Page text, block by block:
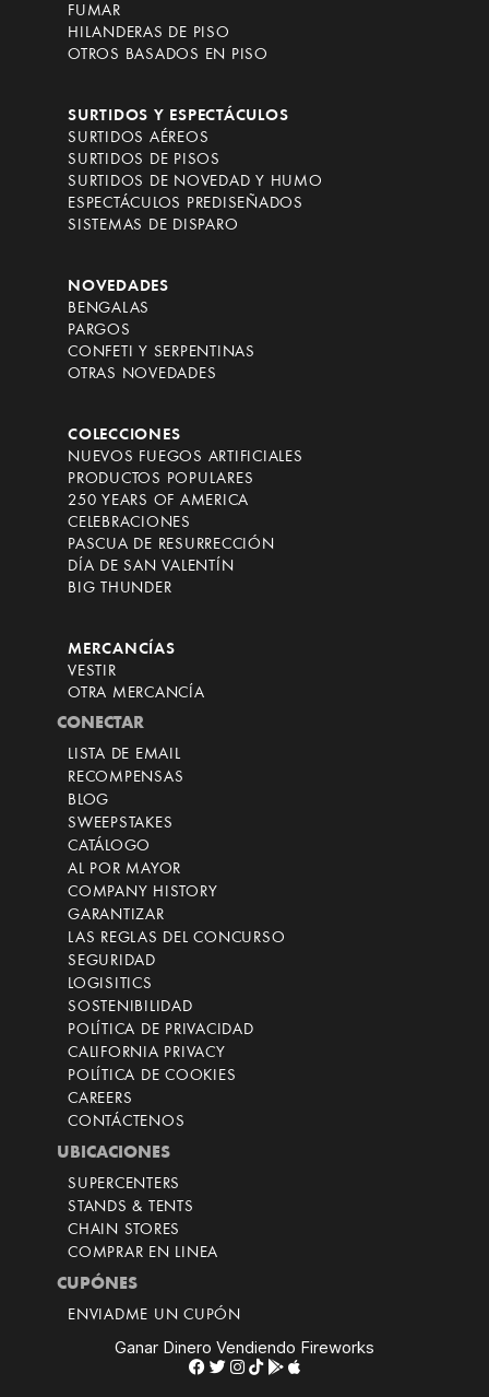
FUMAR
HILANDERAS DE PISO
OTROS BASADOS EN PISO
SURTIDOS Y ESPECTÁCULOS
SURTIDOS AÉREOS
SURTIDOS DE PISOS
SURTIDOS DE NOVEDAD Y HUMO
ESPECTÁCULOS PREDISEÑADOS
SISTEMAS DE DISPARO
NOVEDADES
BENGALAS
PARGOS
CONFETI Y SERPENTINAS
OTRAS NOVEDADES
COLECCIONES
NUEVOS FUEGOS ARTIFICIALES
PRODUCTOS POPULARES
250 YEARS OF AMERICA
CELEBRACIONES
PASCUA DE RESURRECCIÓN
DÍA DE SAN VALENTÍN
BIG THUNDER
MERCANCÍAS
VESTIR
OTRA MERCANCÍA
CONECTAR
LISTA DE EMAIL
RECOMPENSAS
BLOG
SWEEPSTAKES
CATÁLOGO
AL POR MAYOR
COMPANY HISTORY
GARANTIZAR
LAS REGLAS DEL CONCURSO
SEGURIDAD
LOGISITICS
SOSTENIBILIDAD
POLÍTICA DE PRIVACIDAD
CALIFORNIA PRIVACY
POLÍTICA DE COOKIES
CAREERS
CONTÁCTENOS
UBICACIONES
SUPERCENTERS
STANDS & TENTS
CHAIN STORES
COMPRAR EN LINEA
CUPÓNES
ENVIADME UN CUPÓN
Ganar Dinero Vendiendo Fireworks